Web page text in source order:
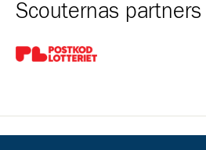
Scouternas partners
Gå till pl_50